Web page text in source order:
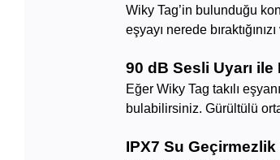
Wiky Tag’in bulunduğu
eşyayı nerede
90 dB Sesli Uyarı ile
Eğer Wiky Tag takılı
bulabilirsiniz. Gürültülü
IPX7 Su